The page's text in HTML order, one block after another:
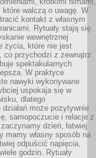
walczą o uwagę. W
kontakt z własnym
Rytuały stają się
wewnętrznej
życia, które nie jest
co przychodzi z zewnątrz.
spektakularnych
W praktyce
nawyki wykonywane
uspokaja się w
dlatego
może pozytywnie
samopoczucie i relacje z
dzień, łatwiej
mamy własny sposób na
odpuścić napięcia,
godzin. Rytuały